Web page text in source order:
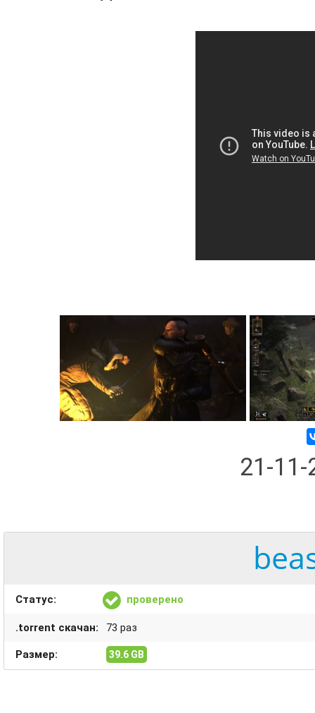
21-
Статус: проверено
.torrent скачан: 73 раз
Размер: 39.6 GB